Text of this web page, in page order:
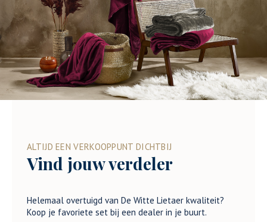
ALTIJD EEN VERKOOPPUNT DICHTBIJ
Vind jouw verdeler
Helemaal overtuigd van De Witte Lietaer kwaliteit?
Koop je favoriete set bij een dealer in je buurt.